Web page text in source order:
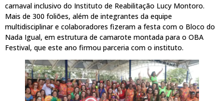
carnaval inclusivo do Instituto de Reabilitação Lucy Montoro.
Mais de 300 foliões, além de integrantes da equipe
multidisciplinar e colaboradores fizeram a festa com o Bloco do
Nada Igual, em estrutura de camarote montada para o OBA
Festival, que este ano firmou parceria com o instituto.